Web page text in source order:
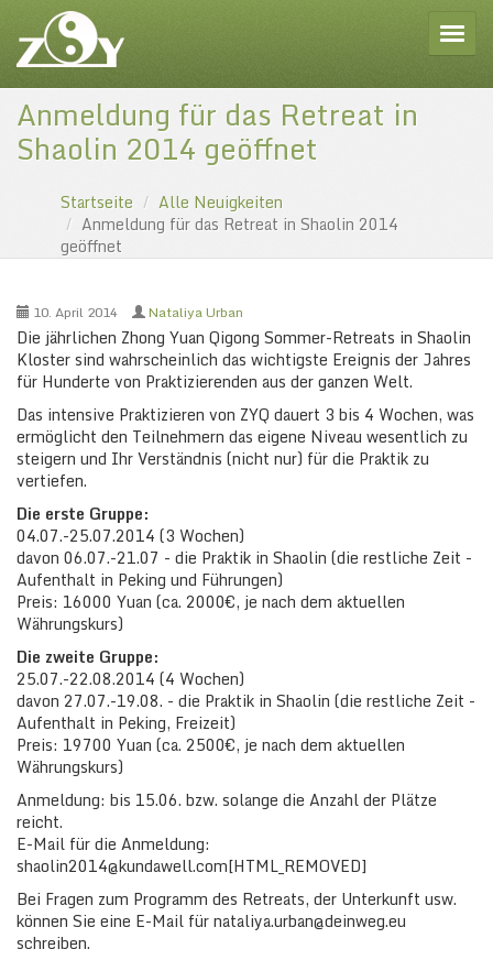
Anmeldung für das Retreat in
Shaolin 2014 geöffnet
Startseite
Alle Neuigkeiten
Anmeldung für das Retreat in Shaolin 2014
geöffnet
10. April 2014 Nataliya Urban
Die jährlichen Zhong Yuan Qigong Sommer-Retreats in Shaolin
Kloster sind wahrscheinlich das wichtigste Ereignis der Jahres
für Hunderte von Praktizierenden aus der ganzen Welt.
Das intensive Praktizieren von ZYQ dauert 3 bis 4 Wochen, was
ermöglicht den Teilnehmern das eigene Niveau wesentlich zu
steigern und Ihr Verständnis (nicht nur) für die Praktik zu
vertiefen.
Die erste Gruppe:
04.07.-25.07.2014 (3 Wochen)
davon 06.07.-21.07 - die Praktik in Shaolin (die restliche Zeit -
Aufenthalt in Peking und Führungen)
Preis: 16000 Yuan (ca. 2000€, je nach dem aktuellen
Währungskurs)
Die zweite Gruppe:
25.07.-22.08.2014 (4 Wochen)
davon 27.07.-19.08. - die Praktik in Shaolin (die restliche Zeit -
Aufenthalt in Peking, Freizeit)
Preis: 19700 Yuan (ca. 2500€, je nach dem aktuellen
Währungskurs)
Anmeldung: bis 15.06. bzw. solange die Anzahl der Plätze
reicht.
E-Mail für die Anmeldung:
shaolin2014@kundawell.com[HTML_REMOVED]
Bei Fragen zum Programm des Retreats, der Unterkunft usw.
können Sie eine E-Mail für nataliya.urban@deinweg.eu
schreiben.